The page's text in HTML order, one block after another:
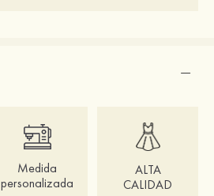
Medida
personalizada
ALTA
CALIDAD